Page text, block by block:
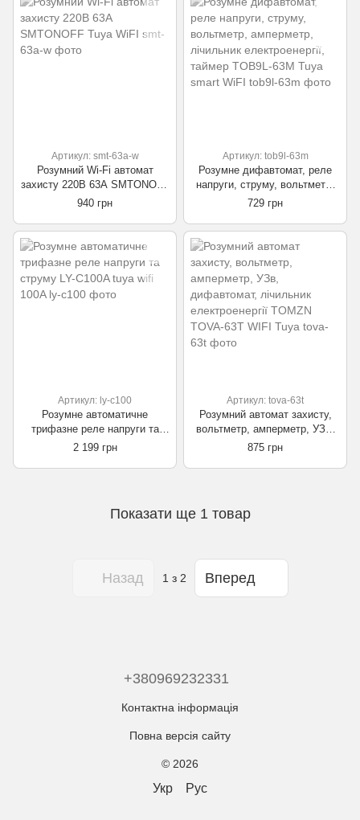
Артикул: smt-63a-w
Розумний Wi-Fi автомат
захисту 220В 63А SMTONOFF
Tuya WiFI
940 грн
Артикул: tob9l-63m
Розумне дифавтомат, реле
напруги, струму, вольтметр,
амперметр, лічильник
TOB9L-63M Tuya smart WiFI
729 грн
Артикул: ly-с100
Розумне автоматичне
трифазне реле напруги та
струму LY-С100A tuya wifi
2 199 грн
Артикул: tova-63t
Розумний автомат захисту,
вольтметр, амперметр, УЗв,
дифавтомат, лічильник
63T WIFI Tuya
875 грн
Показати ще 1 товар
Назад 1 з 2 Вперед
+380969232331
Контактна інформація
Повна версія сайту
© 2026
Укр Рус